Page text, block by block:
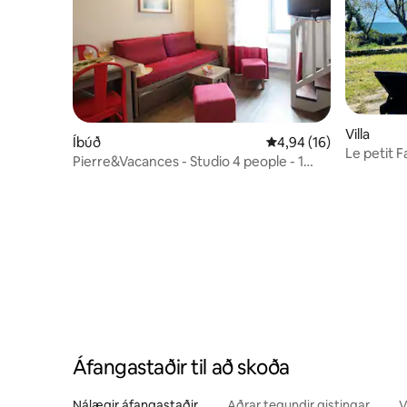
Íbúð 4,94 af 5 í
4,94 (16)
Pierre&Vacances - Studio 4 people - 1
Villa
Le petit
Áfangastaðir til að skoða